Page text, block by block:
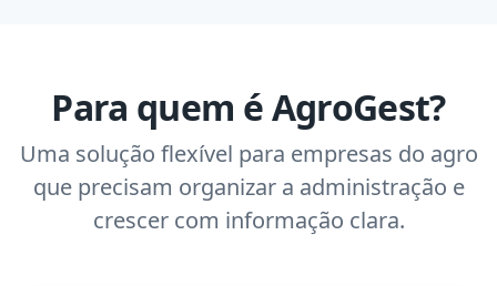
Para quem é AgroGest?
Uma solução flexível para empresas do agro
que precisam organizar a administração e
crescer com informação clara.